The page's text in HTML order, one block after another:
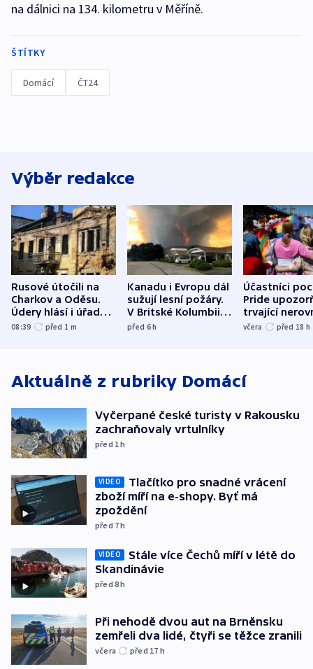
na dálnici na 134. kilometru v Měříně.
ŠTÍTKY
Domácí ČT24
Výběr redakce
Rusové útočili na
Charkov a Oděsu.
Údery hlásí i úřady v
Bělgorodu
08:39 před 1 m
Kanadu i Evropu dál
sužují lesní požáry.
V Britské Kolumbii
evakuovali tisíce lidí
před 6h
Účastníci
Pride
trvající
včera před 18 h
Aktuálně z rubriky Domácí
Vyčerpané české turisty v Rakousku
zachraňovaly vrtulníky
před 1h
VIDEO
Tlačítko pro snadné vrácení
zboží míří na e-shopy. Byť má
zpoždění
před 7h
VIDEO
Stále více Čechů míří v létě do
Skandinávie
před 8h
Při nehodě dvou aut na Brněnsku
zemřeli dva lidé, čtyři se těžce zranili
včera před 17 h